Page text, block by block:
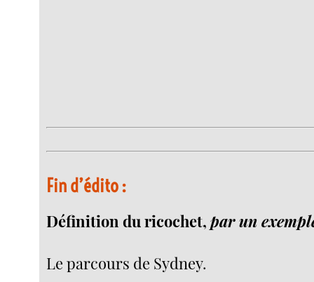
Fin d’édito :
Définition du ricochet,par un
Le parcours de Sydney.